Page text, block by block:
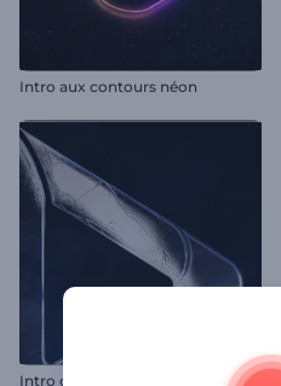
Intro aux contours néon
Intro cinématique sombre